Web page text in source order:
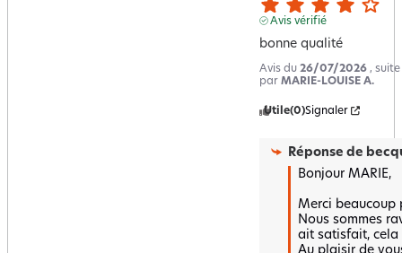
Avis vérifié
bonne qualité
Avis du 26/07/2026 ,
par MARIE-LOUISE A.
Utile(0)Signaler
Réponse de
Bonjour MARIE,
Merci
Nous sommes
ait satisfait,
Au plaisir de